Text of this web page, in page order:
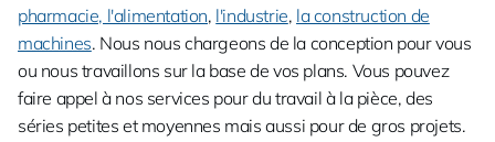
pharmacie, l'alimentation, l'industrie, la construction de
machines. Nous nous chargeons de la conception pour vous
ou nous travaillons sur la base de vos plans. Vous pouvez
faire appel à nos services pour du travail à la pièce, des
séries petites et moyennes mais aussi pour de gros projets.